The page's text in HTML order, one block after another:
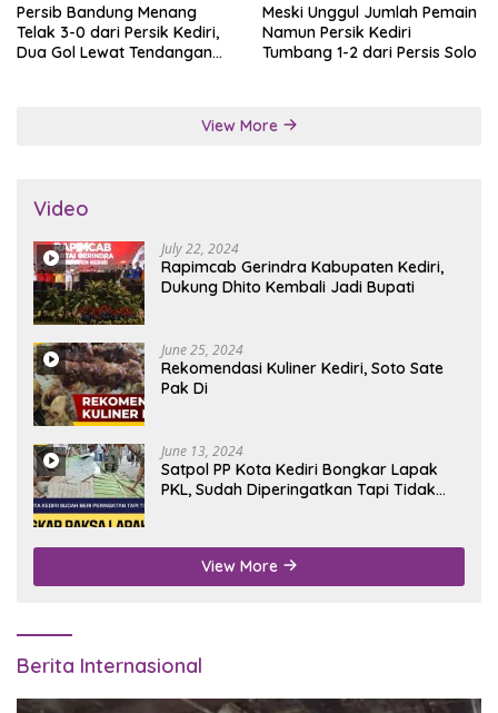
Persib Bandung Menang
Telak 3-0 dari Persik Kediri,
Dua Gol Lewat Tendangan
Meski Unggul Jumlah Pemain
Namun Persik Kediri
Tumbang 1-2 dari Persis Solo
View More
Video
July 22, 2024
Rapimcab Gerindra Kabupaten Kediri,
Dukung Dhito Kembali Jadi Bupati
June 25, 2024
Rekomendasi Kuliner Kediri, Soto Sate
Pak Di
June 13, 2024
Satpol PP Kota Kediri Bongkar Lapak
PKL, Sudah Diperingatkan Tapi Tidak
View More
Berita Internasional